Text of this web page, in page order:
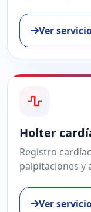
Ver
Holter
Registro
palpitaciones y
Ver